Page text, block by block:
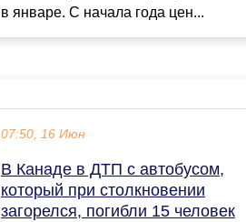
в январе. С начала года цен...
07:50, 16 Июн
В Канаде в ДТП с автобусом,
который при столкновении
загорелся, погибли 15 человек